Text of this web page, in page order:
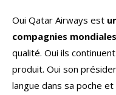
Oui Qatar Airways est
compagnies mondiales
qualité. Oui ils
produit. Oui son
langue dans sa poche